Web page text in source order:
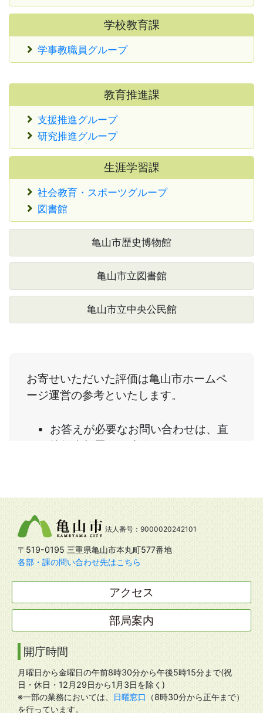
学校教育課
学事教職員グループ
教育推進課
支援推進グループ
研究推進グループ
生涯学習課
社会教育・スポーツグループ
図書館
亀山市歴史博物館
亀山市立図書館
亀山市立中央公民館
法人番号：9000020242101
〒519-0195 三重県亀山市本丸町577番地
各部・課の問い合わせ先はこちら
アクセス
部局案内
開庁時間
月曜日から金曜日の午前8時30分から午後5時15分まで(祝
日・休日・12月29日から1月3日を除く)
※一部の業務においては、
日曜窓口
（8時30分から正午まで）
を行っています。